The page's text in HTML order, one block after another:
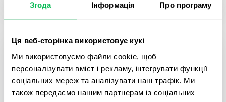
Згода Інформація Про програму
Ця веб-сторінка використовує кукі
Ми використовуємо файли cookie, щоб
персоналізувати вміст і рекламу, інтегрувати функції
соціальних мереж та аналізувати наш трафік. Ми
також передаємо нашим партнерам із соціальних